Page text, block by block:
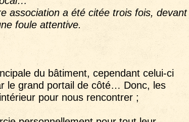
association a été citée trois fois, devant
foule attentive.
du bâtiment, cependant celui-ci
le grand portail de côté… Donc, les
pour nous rencontrer ;